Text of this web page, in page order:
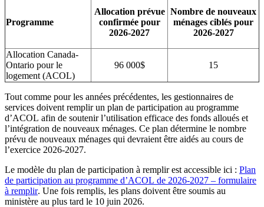
Programme
Allocation prévue
confirmée pour
2026-2027
Nombre de nouveaux
ménages ciblés pour
2026-2027
Allocation Canada-
Ontario pour le
logement (ACOL)
96 000$ 15
Tout comme pour les années précédentes, les gestionnaires de
services doivent remplir un plan de participation au programme
d’ACOL afin de soutenir l’utilisation efficace des fonds alloués et
l’intégration de nouveaux ménages. Ce plan détermine le nombre
prévu de nouveaux ménages qui devraient être aidés au cours de
l’exercice 2026-2027.
Le modèle du plan de participation à remplir est accessible ici : Plan
de participation au programme d’ACOL de 2026-2027 – formulaire
à remplir. Une fois remplis, les plans doivent être soumis au
ministère au plus tard le 10 juin 2026.